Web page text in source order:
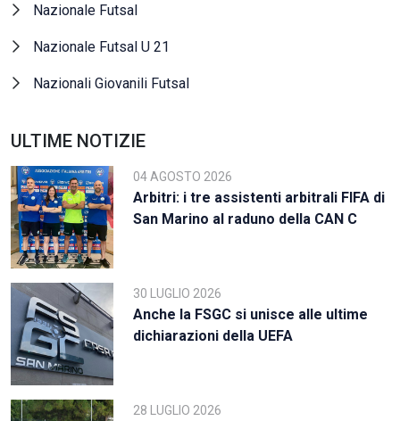
Nazionale Futsal
Nazionale Futsal U 21
Nazionali Giovanili Futsal
ULTIME NOTIZIE
04 AGOSTO 2026
Arbitri: i tre assistenti arbitrali FIFA di
San Marino al raduno della CAN C
30 LUGLIO 2026
Anche la FSGC si unisce alle ultime
dichiarazioni della UEFA
28 LUGLIO 2026